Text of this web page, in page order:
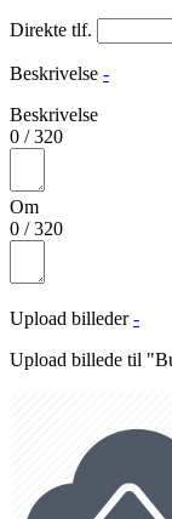
Direkte tlf.
Beskrivelse -
Beskrivelse
0 /320
Om
0 /320
Upload billeder -
Upload billede til